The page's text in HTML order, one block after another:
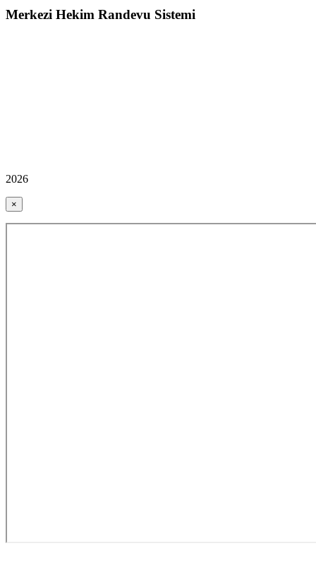
Merkezi Hekim Randevu Sistemi
2026
×